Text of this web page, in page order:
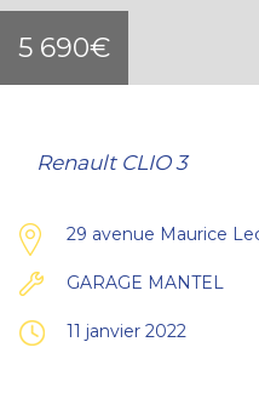
5 690€
Renault CLIO 3
29 avenue Maurice
GARAGE MANTEL
11 janvier 2022